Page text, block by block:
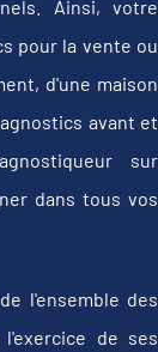
Ainsi, votre
pour la vente ou
d'une maison
avant et
sur
dans tous vos
l'ensemble des
de ses